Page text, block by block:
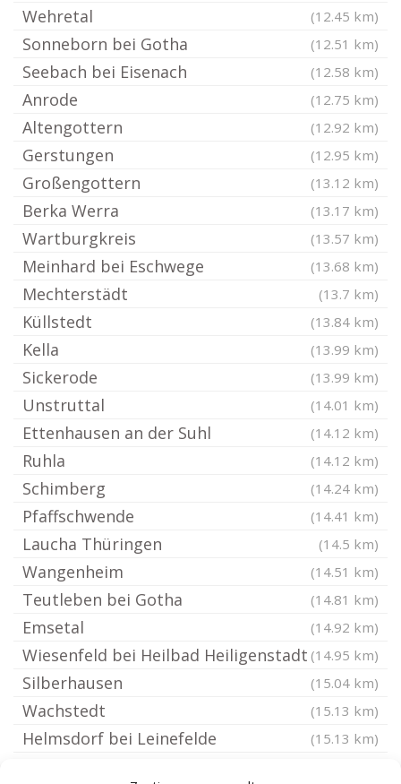
Wehretal (12.45 km)
Sonneborn bei Gotha (12.51 km)
Seebach bei Eisenach (12.58 km)
Anrode (12.75 km)
Altengottern (12.92 km)
Gerstungen (12.95 km)
Großengottern (13.12 km)
Berka Werra (13.17 km)
Wartburgkreis (13.57 km)
Meinhard bei Eschwege (13.68 km)
Mechterstädt (13.7 km)
Küllstedt (13.84 km)
Kella (13.99 km)
Sickerode (13.99 km)
Unstruttal (14.01 km)
Ettenhausen an der Suhl (14.12 km)
Ruhla (14.12 km)
Schimberg (14.24 km)
Pfaffschwende (14.41 km)
Laucha Thüringen (14.5 km)
Wangenheim (14.51 km)
Teutleben bei Gotha (14.81 km)
Emsetal (14.92 km)
Wiesenfeld bei Heilbad Heiligenstadt (14.95 km)
Silberhausen (15.04 km)
Wachstedt (15.13 km)
Helmsdorf bei Leinefelde (15.13 km)